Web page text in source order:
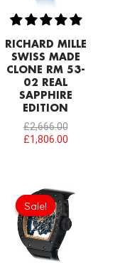
RICHARD MILLE
SWISS MADE
CLONE RM 53-
02 REAL
SAPPHIRE
EDITION
£2,666.00
£1,806.00
Sale!
Sale!
price
was:
£1,032.00.